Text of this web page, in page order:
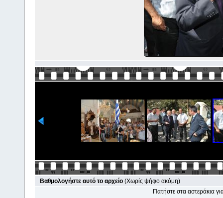
Βαθμολογήστε αυτό το αρχείο (Χωρίς ψήφο ακόμη)
Πατήστε στα αστεράκια